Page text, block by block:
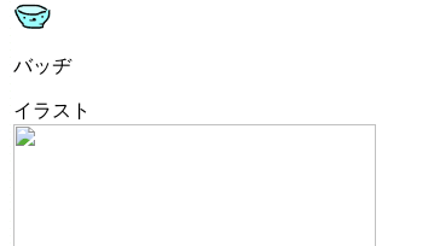
バッヂ
イラスト